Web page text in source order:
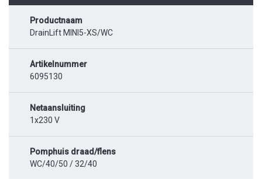
Productnaam
DrainLift MINI5-XS/WC
Artikelnummer
6095130
Netaansluiting
1x230 V
Pomphuis draad/flens
WC/40/50 / 32/40